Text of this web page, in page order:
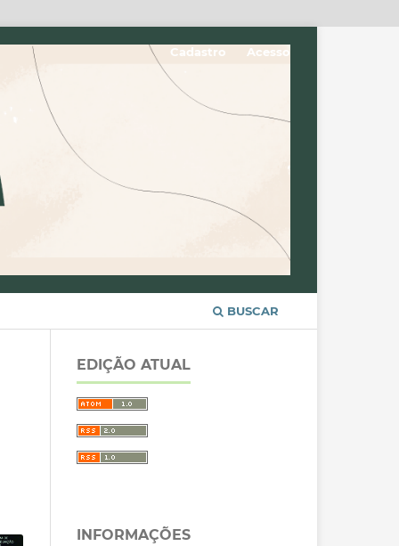
BUSCAR
Cadastro Acesso
EDIÇÃO ATUAL
INFORMAÇÕES